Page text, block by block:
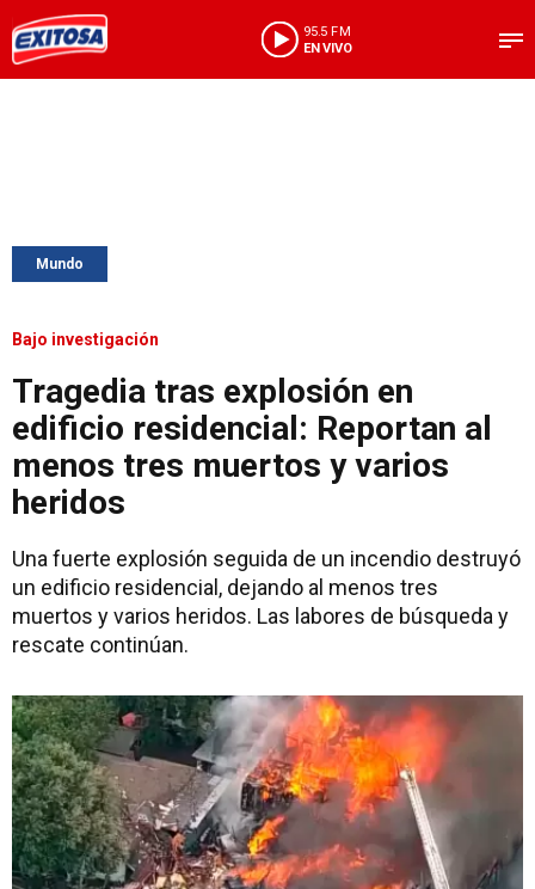
95.5 FM
EN VIVO
Mundo
Bajo investigación
Tragedia tras explosión en
edificio residencial: Reportan al
menos tres muertos y varios
heridos
Una fuerte explosión seguida de un incendio destruyó
un edificio residencial, dejando al menos tres
muertos y varios heridos. Las labores de búsqueda y
rescate continúan.